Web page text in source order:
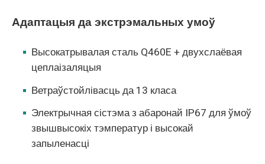
Адаптацыя да экстрэмальных умоў
Высокатрывалая сталь Q460E + двухслаёвая
цеплаізаляцыя
Ветраўстойлівасць да 13 класа
Электрычная сістэма з абаронай IP67 для ўмоў
звышвысокіх тэмператур і высокай
запыленасці